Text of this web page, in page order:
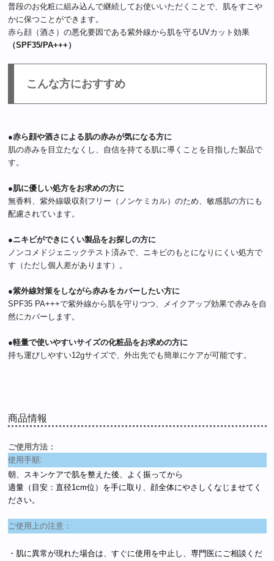
普段のお化粧に組み込んで継続してお使いいただくことで、肌をすこや
かに保つことができます。
赤ら顔（酒さ）の悪化要因である紫外線から肌を守るUVカット効果
（SPF35/PA+++）
こんな方におすすめ
●赤ら顔や酒さによる肌の赤みが気になる方に
肌の赤みを目立たなくし、自信を持てる肌に導くことを目指した製品で
す。
●肌に優しい処方をお求めの方に
無香料、紫外線吸収剤フリー（ノンケミカル）のため、敏感肌の方にも
配慮されています。
●ニキビができにくい製品をお探しの方に
ノンコメドジェニックテスト済みで、ニキビのもとになりにくい処方で
す（ただし個人差があります）。
●紫外線対策をしながら赤みをカバーしたい方に
SPF35 PA+++で紫外線から肌を守りつつ、メイクアップ効果で赤みを自
然にカバーします。
●軽量で使いやすいサイズの化粧品をお求めの方に
持ち運びしやすい12gサイズで、外出先でも簡単にケアが可能です。
商品情報
ご使用方法：
使用手順:
朝、スキンケアで肌を整えた後、よく振ってから
適量（目安：直径1cm位）を手に取り、顔全体にやさしくなじませてく
ださい。
ご使用上の注意：
・肌に異常が現れた場合は、すぐに使用を中止し、専門医にご相談くだ